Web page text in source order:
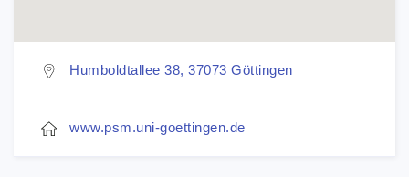
Humboldtallee 38, 37073 Göttingen
www.psm.uni-goettingen.de